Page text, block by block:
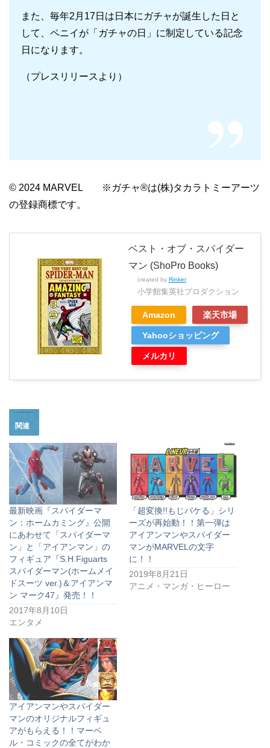
また、毎年2月17日は日本にガチャが誕生した日と
して、ペニイが「ガチャの日」に制定している記念
日になります。
（プレスリリースより）
© 2024 MARVEL ※ガチャ®は(株)タカラトミーアーツ
の登録商標です。
ベスト・オブ・スパイダー
マン (ShoPro Books)
created by Rinker
小学館集英社プロダクション
Amazon 楽天市場
Yahooショッピング
メルカリ
関連
最新映画『スパイダーマ
ン：ホームカミング』公開
にあわせて「スパイダーマ
ン」と「アイアンマン」の
フィギュア『S.H.Figuarts
スパイダーマン(ホームメイ
ドスーツ ver.)＆アイアンマ
ン マーク47』発売！！
2017年8月10日
エンタメ
「超変換!!もじバケる」シリ
ーズが再始動！！第一弾は
アイアンマンやスパイダー
マンがMARVELの文字
に！！
2019年8月21日
アニメ・マンガ・ヒーロー
アイアンマンやスパイダー
マンのオリジナルフィギュ
アがもらえる！！マーベ
ル・コミックの全てがわか